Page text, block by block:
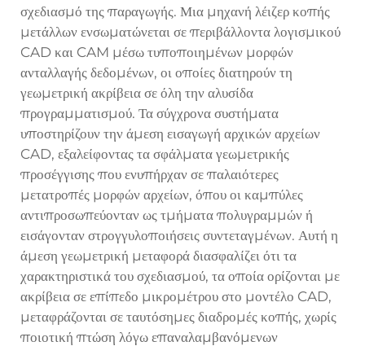
σχεδιασμό της παραγωγής. Μια μηχανή λέιζερ κοπής
μετάλλων ενσωματώνεται σε περιβάλλοντα λογισμικού
CAD και CAM μέσω τυποποιημένων μορφών
ανταλλαγής δεδομένων, οι οποίες διατηρούν τη
γεωμετρική ακρίβεια σε όλη την αλυσίδα
προγραμματισμού. Τα σύγχρονα συστήματα
υποστηρίζουν την άμεση εισαγωγή αρχικών αρχείων
CAD, εξαλείφοντας τα σφάλματα γεωμετρικής
προσέγγισης που ενυπήρχαν σε παλαιότερες
μετατροπές μορφών αρχείων, όπου οι καμπύλες
αντιπροσωπεύονταν ως τμήματα πολυγραμμών ή
εισάγονταν στρογγυλοποιήσεις συντεταγμένων. Αυτή η
άμεση γεωμετρική μεταφορά διασφαλίζει ότι τα
χαρακτηριστικά του σχεδιασμού, τα οποία ορίζονται με
ακρίβεια σε επίπεδο μικρομέτρου στο μοντέλο CAD,
μεταφράζονται σε ταυτόσημες διαδρομές κοπής, χωρίς
ποιοτική πτώση λόγω επαναλαμβανόμενων